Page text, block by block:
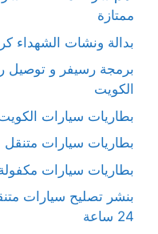
ممتازة
بدالة ونشات الشهداء
الكويت
بطاريات سيارات
بطاريات سيارات
بطاريات سيارات
بنشر تصليح سيارات
24 ساعة